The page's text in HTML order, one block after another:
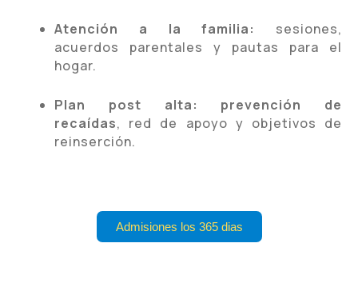
Atención a la familia:
sesiones,
acuerdos parentales y pautas para el
hogar.
Plan post alta:
prevención de
recaídas, red de apoyo y objetivos de
reinserción.
Admisiones los 365 dias